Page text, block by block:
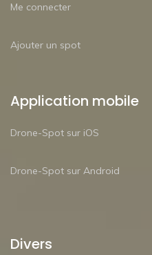
Me connecter
Ajouter un spot
Application mobile
Drone-Spot sur iOS
Drone-Spot sur Android
Divers